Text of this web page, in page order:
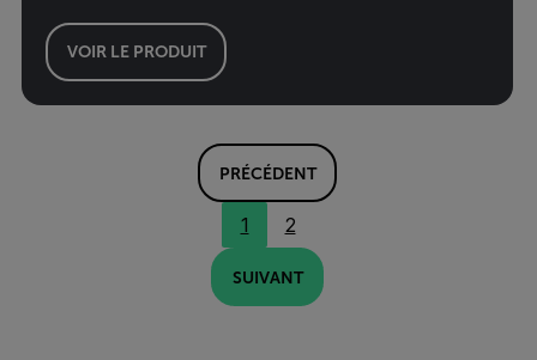
VOIR LE PRODUIT
PRÉCÉDENT
1 2
SUIVANT